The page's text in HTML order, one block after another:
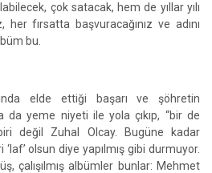
çok satacak, hem de yıllar yılı
her fırsatta başvuracağınız ve adını
bu.
elde ettiği başarı ve şöhretin
da yeme niyeti ile yola çıkıp, “bir de
değil Zuhal Olcay. Bugüne kadar
olsun diye yapılmış gibi durmuyor.
çalışılmış albümler bunlar: Mehmet